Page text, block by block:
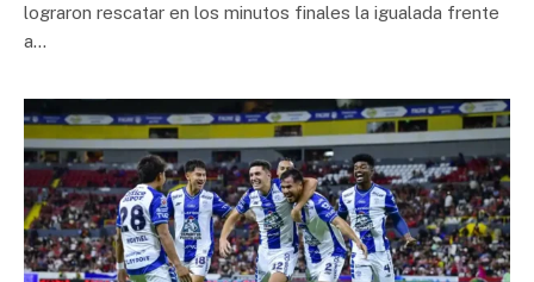
lograron rescatar en los minutos finales la igualada frente
a…